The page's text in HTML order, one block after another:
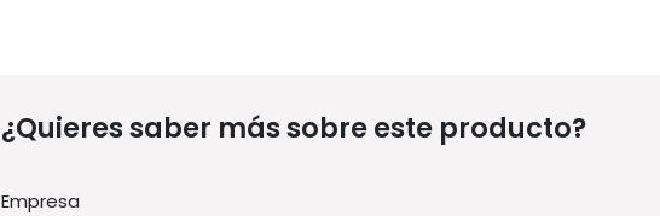
¿Quieres saber más sobre este producto?
Empresa